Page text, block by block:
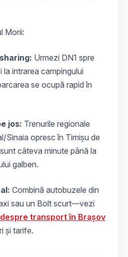
Morii:
Urmezi DN1 spre
la intrarea campingului
se ocupă rapid în
jos: Trenurile regionale
Sinaia opresc în Timișu de
câteva minute până la
galben.
Combină autobuzele din
sau un Bolt scurt—vezi
transport în Brașov
și tarife.